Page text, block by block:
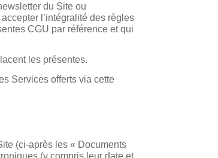
du Site ou
l’intégralité des règles
CGU par référence et qui
les présentes.
Services offerts via cette
(ci-après les « Documents
(y compris leur date et